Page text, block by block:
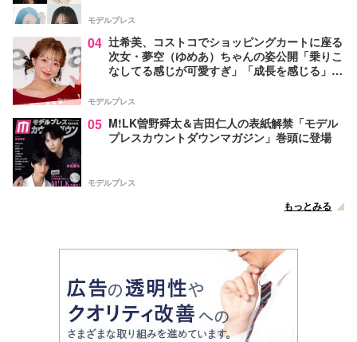
モデルプレス
04 辻希美、コストコでショッピングカートに座る
次女・夢空（ゆめあ）ちゃんの姿公開「乗りこ
なしてる感じが可愛すぎ」「成長を感じる」の
モデルプレス
05 M!LK曽野舜太＆吉田仁人の表紙解禁「モデル
プレスカウントダウンマガジン」巻頭に登場
モデルプレス
もっとみる